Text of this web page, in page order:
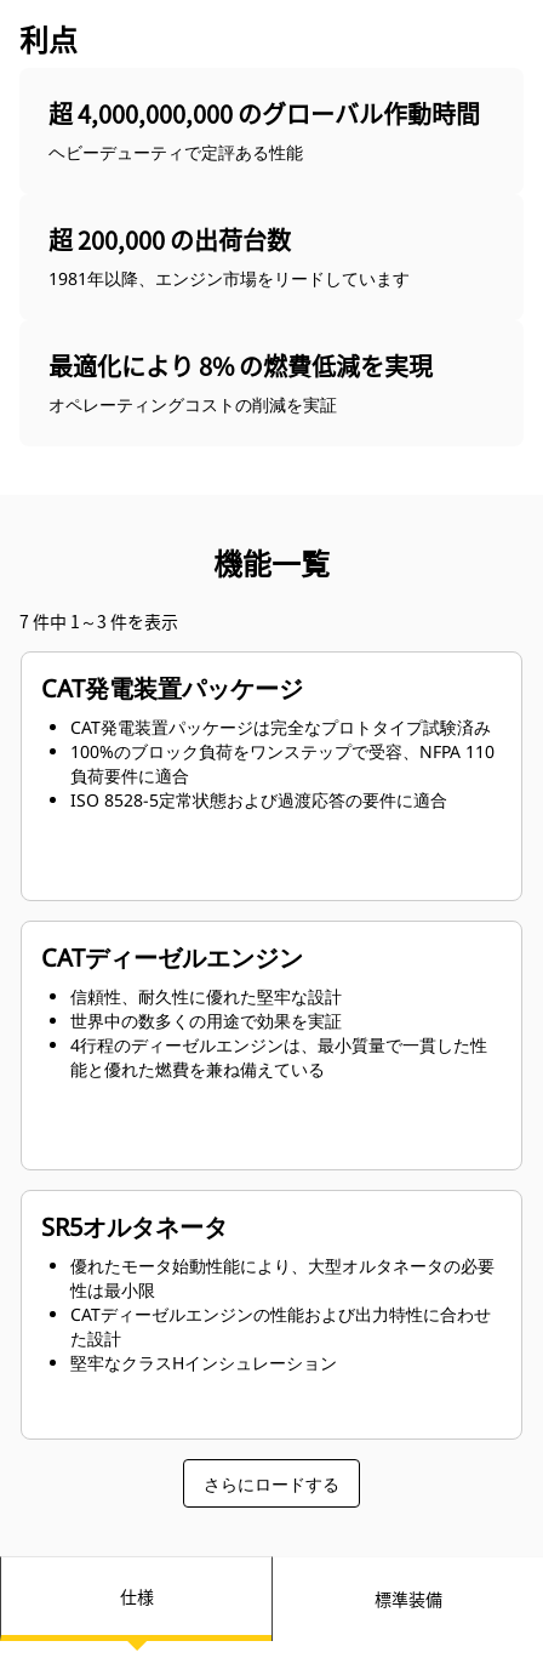
利点
超 4,000,000,000 のグローバル作動時間
ヘビーデューティで定評ある性能
超 200,000 の出荷台数
1981年以降、エンジン市場をリードしています
最適化により 8% の燃費低減を実現
オペレーティングコストの削減を実証
機能一覧
7 件中 1～3 件を表示
CAT発電装置パッケージ
CAT発電装置パッケージは完全なプロトタイプ試験済み
100%のブロック負荷をワンステップで受容、NFPA 110
負荷要件に適合
ISO 8528-5定常状態および過渡応答の要件に適合
CATディーゼルエンジン
信頼性、耐久性に優れた堅牢な設計
世界中の数多くの用途で効果を実証
4行程のディーゼルエンジンは、最小質量で一貫した性
能と優れた燃費を兼ね備えている
SR5オルタネータ
優れたモータ始動性能により、大型オルタネータの必要
性は最小限
CATディーゼルエンジンの性能および出力特性に合わせ
た設計
堅牢なクラスHインシュレーション
さらにロードする
仕様 標準装備